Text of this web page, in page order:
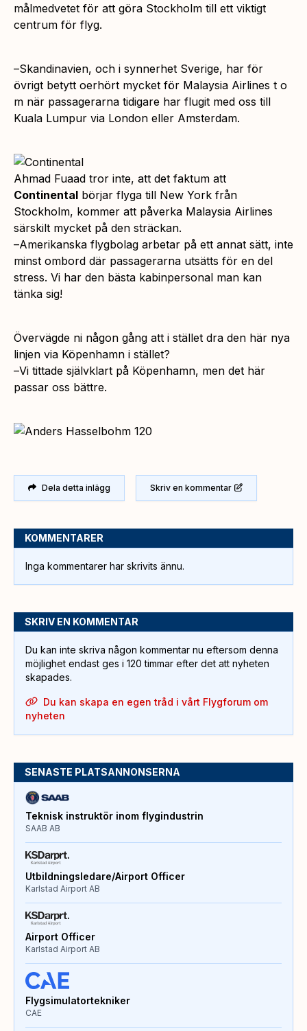
målmedvetet för att göra Stockholm till ett viktigt
centrum för flyg.
–Skandinavien, och i synnerhet Sverige, har för
övrigt betytt oerhört mycket för Malaysia Airlines t o
m när passagerarna tidigare har flugit med oss till
Kuala Lumpur via London eller Amsterdam.
Ahmad Fuaad tror inte, att det faktum att
Continental börjar flyga till New York från
Stockholm, kommer att påverka Malaysia Airlines
särskilt mycket på den sträckan.
–Amerikanska flygbolag arbetar på ett annat sätt, inte
minst ombord där passagerarna utsätts för en del
stress. Vi har den bästa kabinpersonal man kan
tänka sig!
Övervägde ni någon gång att i stället dra den här nya
linjen via Köpenhamn i stället?
–Vi tittade självklart på Köpenhamn, men det här
passar oss bättre.
Dela detta inlägg Skriv en kommentar
KOMMENTARER
Inga kommentarer har skrivits ännu.
SKRIV EN KOMMENTAR
Du kan inte skriva någon kommentar nu eftersom denna
möjlighet endast ges i 120 timmar efter det att nyheten
skapades.
Du kan skapa en egen tråd i vårt Flygforum om
nyheten
SENASTE PLATSANNONSERNA
Teknisk instruktör inom flygindustrin
SAAB AB
Utbildningsledare/Airport Officer
Karlstad Airport AB
Airport Officer
Karlstad Airport AB
Flygsimulatortekniker
CAE